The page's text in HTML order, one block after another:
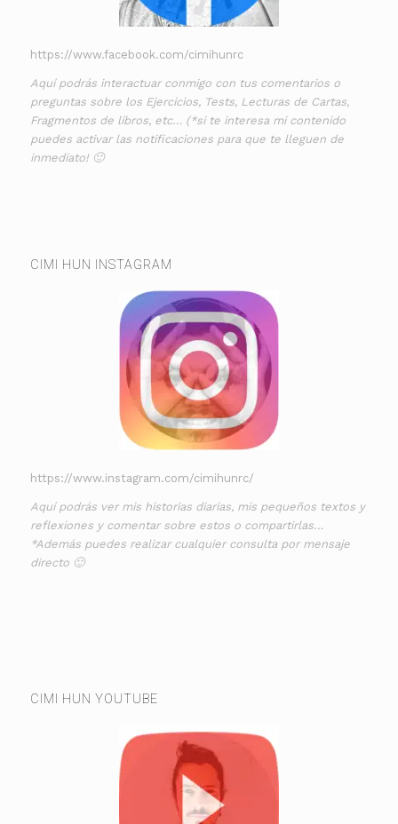
https://www.facebook.com/cimihunrc
Aquí podrás interactuar conmigo con tus comentarios o
preguntas sobre los Ejercicios, Tests, Lecturas de Cartas,
Fragmentos de libros, etc… (*si te interesa mi contenido
puedes activar las notificaciones para que te lleguen de
inmediato! 🙂
CIMI HUN INSTAGRAM
https://www.instagram.com/cimihunrc/
Aquí podrás ver mis historias diarias, mis pequeños textos y
reflexiones y comentar sobre estos o compartirlas…
*Además puedes realizar cualquier consulta por mensaje
directo 🙂
CIMI HUN YOUTUBE